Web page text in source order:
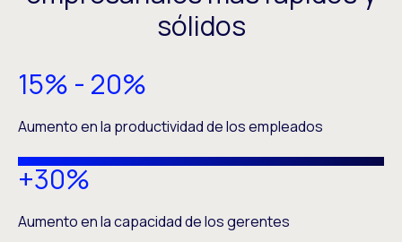
sólidos
15% - 20%
Aumento en la productividad de los empleados
+30%
Aumento en la capacidad de los gerentes